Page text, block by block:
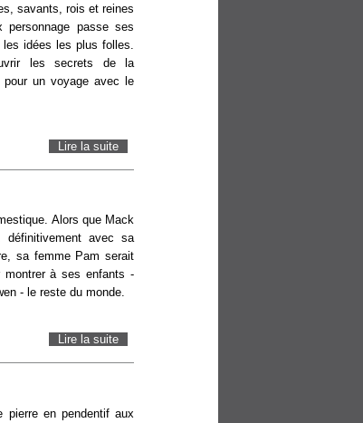
savants, rois et reines
personnage passe ses
idées les plus folles.
les secrets de la
un voyage avec le
Lire la suite
Alors que Mack
définitivement avec sa
sa femme Pam serait
montrer à ses enfants -
- le reste du monde.
Lire la suite
pierre en pendentif aux